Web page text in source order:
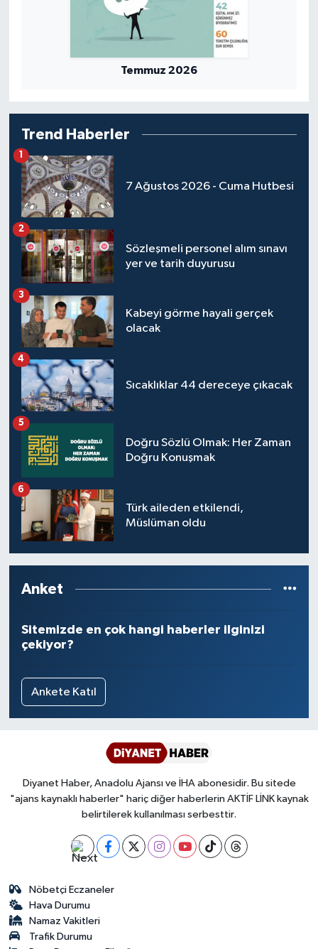
Temmuz 2026
Trend Haberler
7 Ağustos 2026 - Cuma Hutbesi
1
Sözleşmeli personel alım sınavı
yer ve tarih duyurusu
2
Kabeyi görme hayali gerçek
olacak
3
Sıcaklıklar 44 dereceye çıkacak
4
Doğru Sözlü Olmak: Her Zaman
Doğru Konuşmak
5
Türk aileden etkilendi,
Müslüman oldu
6
Anket
Sitemizde en çok hangi haberler ilginizi
çekiyor?
Ankete Katıl
Diyanet Haber, Anadolu Ajansı ve İHA abonesidir. Bu sitede
"ajans kaynaklı haberler" hariç diğer haberlerin AKTİF LİNK kaynak
belirtilerek kullanılması serbesttir.
Nöbetçi Eczaneler
Hava Durumu
Namaz Vakitleri
Trafik Durumu